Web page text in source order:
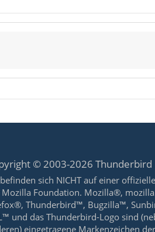
© 2003-2026 Thunderbird
sich NICHT auf einer
Mozilla Foundation. Mozilla®,
Thunderbird™, Bugzilla™,
und das Thunderbird-Logo sind
eingetragene Markenzeichen